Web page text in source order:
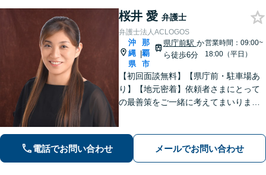
桜井 愛 弁護士
弁護士法人ACLOGOS
沖
縄
県
|
那
覇
市
県庁前駅 か
ら徒歩6分
営業時間：09:00~
18:00（平日）
【初回面談無料】【県庁前・駐車場あ
り】【地元密着】依頼者さまにとって
の最善策をご一緒に考えてまいりま
【FP1級・宅地建物取引士・銀行業務
検定の資格あり】【WEB面談可】
電話でお問い合わせ メールでお問い合わせ